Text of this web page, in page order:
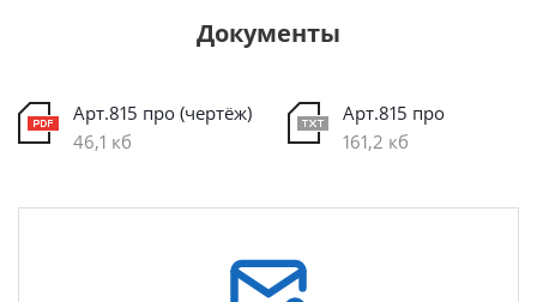
Документы
Арт.815 про (чертёж)
46,1 кб
Арт.815 про
161,2 кб